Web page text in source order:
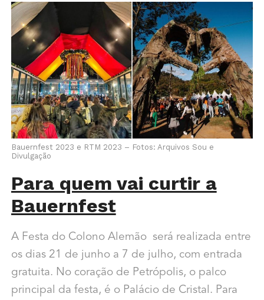
Bauernfest 2023 e RTM 2023 – Fotos: Arquivos Sou e
Divulgação
Para quem vai curtir a
Bauernfest
A Festa do Colono Alemão será realizada entre
os dias 21 de junho a 7 de julho, com entrada
gratuita. No coração de Petrópolis, o palco
principal da festa, é o Palácio de Cristal. Para